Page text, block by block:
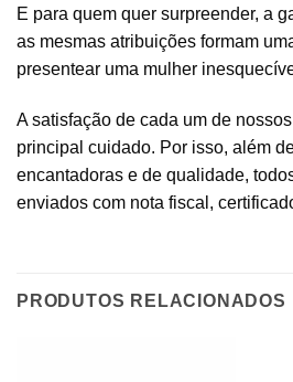
E para quem quer surpreender, a
as mesmas atribuições formam
presentear uma mulher
A satisfação de cada um de
principal cuidado. Por isso, além
encantadoras e de qualidade,
enviados com nota fiscal,
PRODUTOS RELACIONADOS